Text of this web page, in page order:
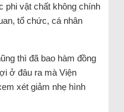
phi vật chất không chính
tổ chức, cá nhân
thì đã bao hàm đồng
ở đâu ra mà Viện
xét giảm nhẹ hình